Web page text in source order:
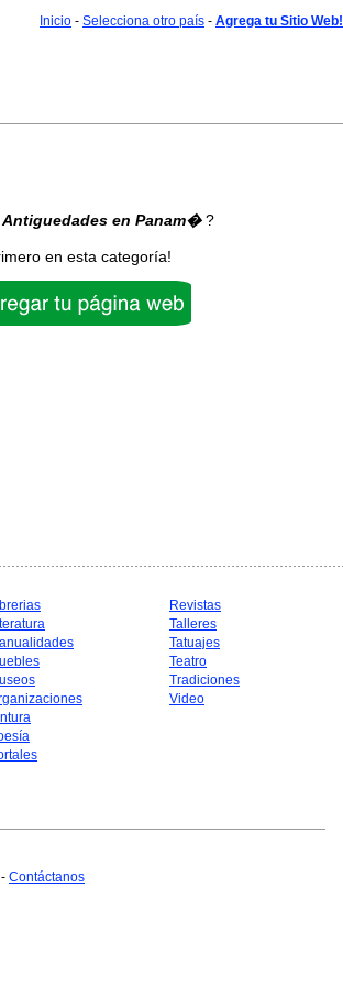
Inicio - Selecciona otro país - Agrega tu Sitio Web!
Antiguedades en Panam�?
en esta categoría!
Revistas
Talleres
Tatuajes
Teatro
Tradiciones
Video
- Contáctanos